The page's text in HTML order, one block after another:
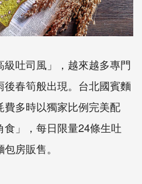
吐司風」，越來越多專門
春筍般出現。台北國賓麵
多時以獨家比例完美配
」，每日限量24條生吐
房販售。